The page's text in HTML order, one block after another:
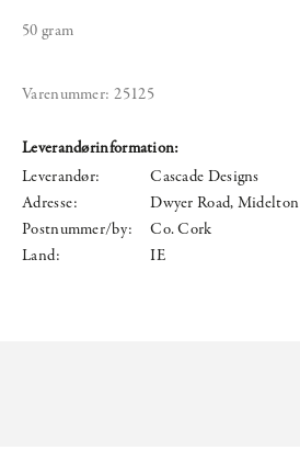
50 gram
Varenummer: 25125
Leverandørinformation:
Leverandør:
Cascade Designs
Adresse:
Dwyer Road, Midelton
Postnummer/by:
Co. Cork
Land:
IE